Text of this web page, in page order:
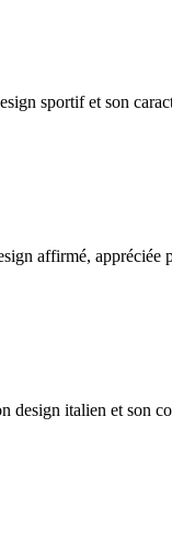
sportif et son
affirmé,
design italien et son